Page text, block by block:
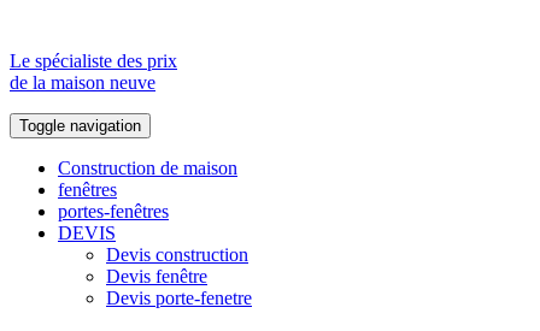
Le spécialiste des prix
de la maison neuve
Toggle navigation
Construction de maison
fenêtres
portes-fenêtres
DEVIS
Devis construction
Devis fenêtre
Devis porte-fenetre